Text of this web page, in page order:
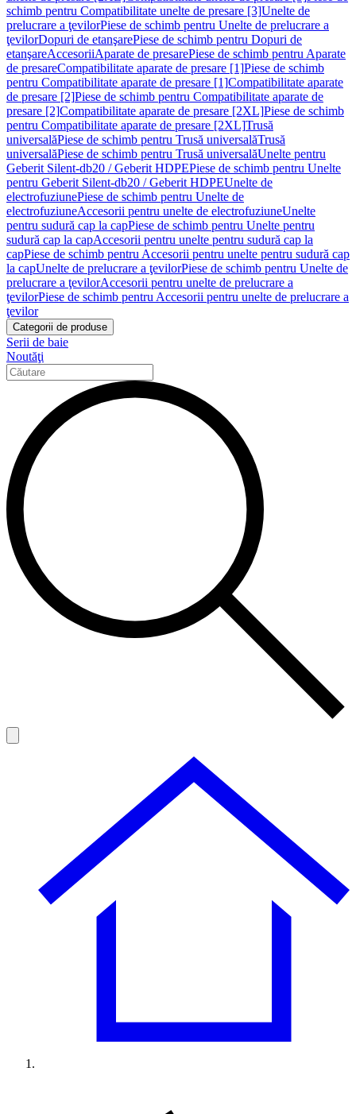
schimb pentru Compatibilitate unelte de presare [3]Unelte de
prelucrare a ţevilorPiese de schimb pentru Unelte de prelucrare a
ţevilorDopuri de etanşarePiese de schimb pentru Dopuri de
etanşareAccesoriiAparate de presarePiese de schimb pentru Aparate
de presareCompatibilitate aparate de presare [1]Piese de schimb
pentru Compatibilitate aparate de presare [1]Compatibilitate aparate
de presare [2]Piese de schimb pentru Compatibilitate aparate de
presare [2]Compatibilitate aparate de presare [2XL]Piese de schimb
pentru Compatibilitate aparate de presare [2XL]Trusă
universalăPiese de schimb pentru Trusă universalăTrusă
universalăPiese de schimb pentru Trusă universalăUnelte pentru
Geberit Silent-db20 / Geberit HDPEPiese de schimb pentru Unelte
pentru Geberit Silent-db20 / Geberit HDPEUnelte de
electrofuziunePiese de schimb pentru Unelte de
electrofuziuneAccesorii pentru unelte de electrofuziuneUnelte
pentru sudură cap la capPiese de schimb pentru Unelte pentru
sudură cap la capAccesorii pentru unelte pentru sudură cap la
capPiese de schimb pentru Accesorii pentru unelte pentru sudură cap
la capUnelte de prelucrare a ţevilorPiese de schimb pentru Unelte de
prelucrare a ţevilorAccesorii pentru unelte de prelucrare a
ţevilorPiese de schimb pentru Accesorii pentru unelte de prelucrare a
ţevilor
Categorii de produse
Serii de baie
Noutăţi